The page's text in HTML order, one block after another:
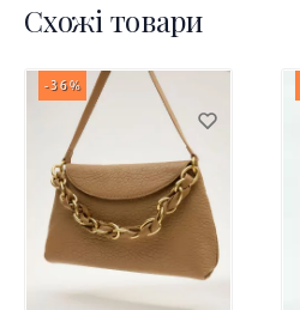
Схожі товари
-36%